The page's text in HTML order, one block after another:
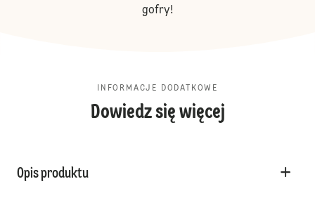
gofry!
INFORMACJE DODATKOWE
Dowiedz się więcej
Opis produktu